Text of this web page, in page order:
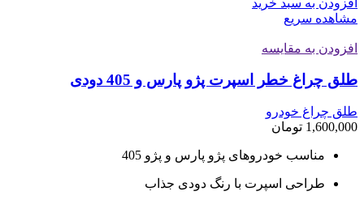
مشاهده سریع
افزودن به مقایسه
طلق چراغ خطر اسپرت پژو پارس و 405 دودی
طلق چراغ خودرو
1,600,000 تومان
مناسب خودروهای پژو پارس و پژو 405
طراحی اسپرت با رنگ دودی جذاب